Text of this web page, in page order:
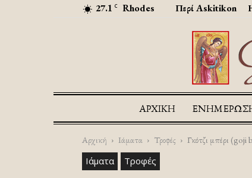
27.1 C Rhodes Περί Askitikon
ΑΡΧΙΚΉ
Αρχική Ιάματα Τροφές Γκότζι μπέρι (goji
Ιάματα Τροφές